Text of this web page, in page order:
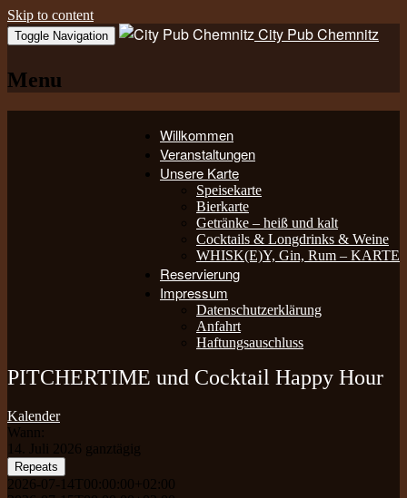
Skip to content
Toggle Navigation City Pub Chemnitz
Menu
Willkommen
Veranstaltungen
Unsere Karte
Speisekarte
Bierkarte
Getränke – heiß und kalt
Cocktails & Longdrinks & Weine
WHISK(E)Y, Gin, Rum – KARTE
Reservierung
Impressum
Datenschutzerklärung
Anfahrt
Haftungsauschluss
PITCHERTIME und Cocktail Happy Hour
Kalender
Wann:
14. Juli 2026 ganztägig
Repeats
2026-07-14T00:00:00+02:00